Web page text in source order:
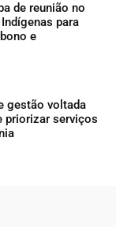
de reunião no
para
e
gestão voltada
priorizar serviços